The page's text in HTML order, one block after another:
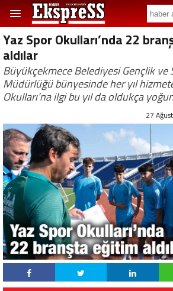
Yaz Spor Okulları’nda 22
aldılar
Büyükçekmece Belediyesi Gençlik ve
Müdürlüğü bünyesinde her yıl
Okulları’na ilgi bu yıl da oldukça
27